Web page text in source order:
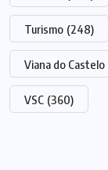
Turismo (248)
Viana do Castelo
VSC (360)